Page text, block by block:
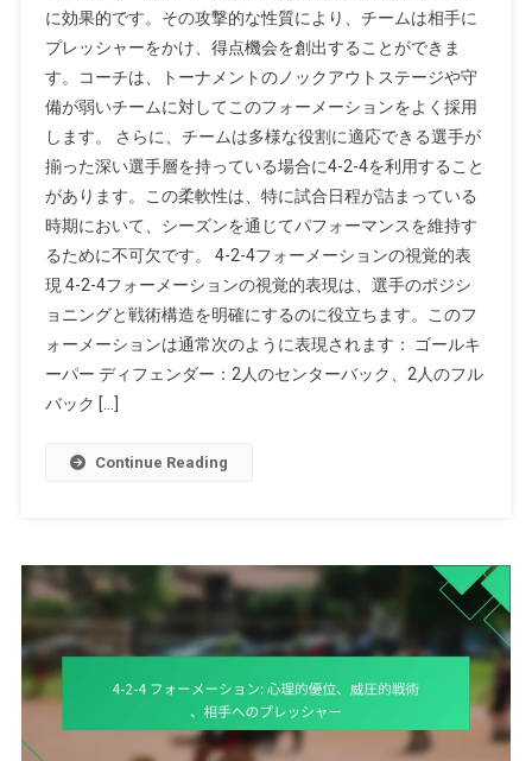
に効果的です。その攻撃的な性質により、チームは相手に
プレッシャーをかけ、得点機会を創出することができま
す。コーチは、トーナメントのノックアウトステージや守
備が弱いチームに対してこのフォーメーションをよく採用
します。 さらに、チームは多様な役割に適応できる選手が
揃った深い選手層を持っている場合に4-2-4を利用すること
があります。この柔軟性は、特に試合日程が詰まっている
時期において、シーズンを通じてパフォーマンスを維持す
るために不可欠です。 4-2-4フォーメーションの視覚的表
現 4-2-4フォーメーションの視覚的表現は、選手のポジシ
ョニングと戦術構造を明確にするのに役立ちます。このフ
ォーメーションは通常次のように表現されます： ゴールキ
ーパー ディフェンダー：2人のセンターバック、2人のフル
バック […]
Continue Reading